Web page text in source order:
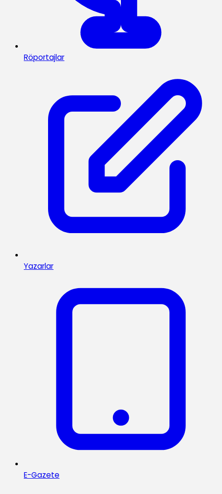
Röportajlar
Yazarlar
E-Gazete